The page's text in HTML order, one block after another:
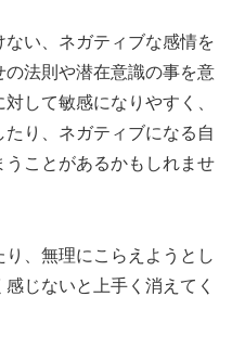
い、ネガティブな感情を
法則や潜在意識の事を意
して敏感になりやすく、
り、ネガティブになる自
ことがあるかもしれませ
、無理にこらえようとし
じないと上手く消えてく